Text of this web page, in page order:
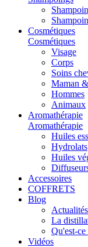
Cosmétiques
Cosmétiques
Visage
Corps
Soins
Maman
Hommes
Animaux
Aromathérapie
Aromathérapie
Huiles
Hydrolats
Huiles
Accessoires
COFFRETS
Blog
Actualités
La
Qu'est-
Vidéos